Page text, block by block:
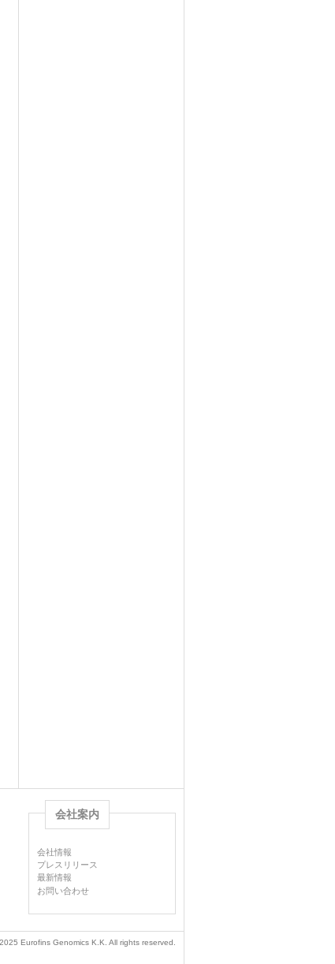
会社案内
会社情報
プレスリリース
最新情報
お問い合わせ
Eurofins Genomics K.K. All rights reserved.